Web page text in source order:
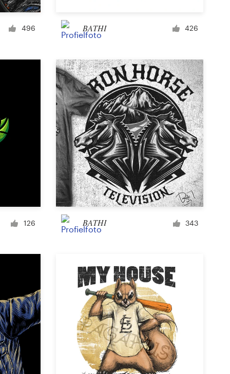
Overig kleding of merchandise
Kaart of uitnodiging
Overige kunst of illustratie
Product etiket
Tijdschriftomslag
Typesetting met afbeeldingen
496 BATHI 426
126 BATHI 343